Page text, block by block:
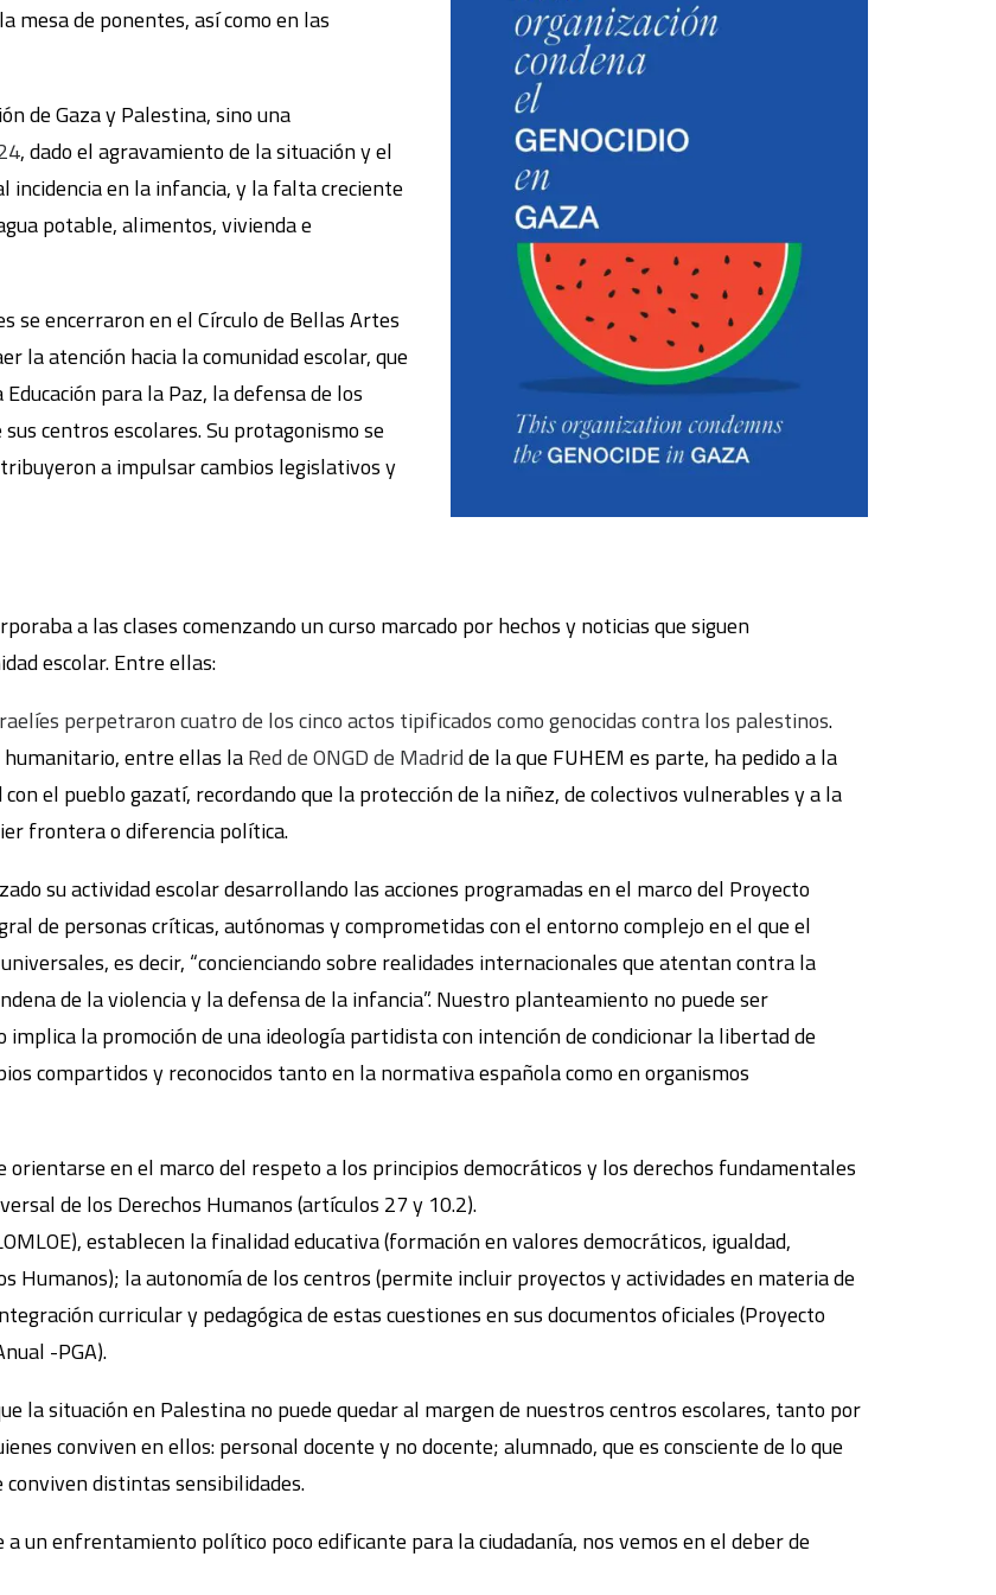
mesa de ponentes, así como en las
de Gaza y Palestina, sino una
, dado el agravamiento de la situación y el
incidencia en la infancia, y la falta creciente
potable, alimentos, vivienda e
se encerraron en el Círculo de Bellas Artes
la atención hacia la comunidad escolar, que
para la Paz, la defensa de los
centros escolares. Su protagonismo se
a impulsar cambios legislativos y
a las clases comenzando un curso marcado por hechos y noticias que siguen
escolar. Entre ellas:
perpetraron cuatro de los cinco actos tipificados como genocidas contra los palestinos.
humanitario, entre ellas laRed de ONGD de Madridde la que FUHEM es parte, ha pedido a la
el pueblo gazatí, recordando que la protección de la niñez, de colectivos vulnerables y a la
frontera o diferencia política.
su actividad escolar desarrollando las acciones programadas en el marco del Proyecto
de personas críticas, autónomas y comprometidas con el entorno complejo en el que el
es decir, “concienciando sobre realidades internacionales que atentan contra la
de la violencia y la defensa de la infancia”. Nuestro planteamiento no puede ser
la promoción de una ideología partidista con intención de condicionar la libertad de
compartidos y reconocidos tanto en la normativa española como en organismos
orientarse en el marco del respeto a los principios democráticos y los derechos fundamentales
de los Derechos Humanos (artículos 27 y 10.2).
establecen la finalidad educativa (formación en valores democráticos, igualdad,
Humanos); la autonomía de los centros (permite incluir proyectos y actividades en materia de
curricular y pedagógica de estas cuestiones en sus documentos oficiales (Proyecto
-PGA).
la situación en Palestina no puede quedar al margen de nuestros centros escolares, tanto por
conviven en ellos: personal docente y no docente; alumnado, que es consciente de lo que
distintas sensibilidades.
a un enfrentamiento político poco edificante para la ciudadanía, nos vemos en el deber de